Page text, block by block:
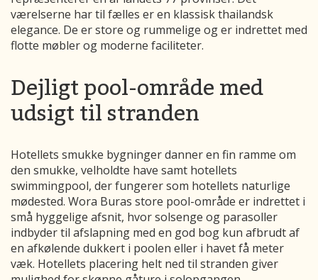
værelserne har til fælles er en klassisk thailandsk
elegance. De er store og rummelige og er indrettet med
flotte møbler og moderne faciliteter.
Dejligt pool-område med
udsigt til stranden
Hotellets smukke bygninger danner en fin ramme om
den smukke, velholdte have samt hotellets
swimmingpool, der fungerer som hotellets naturlige
mødested. Wora Buras store pool-område er indrettet i
små hyggelige afsnit, hvor solsenge og parasoller
indbyder til afslapning med en god bog kun afbrudt af
en afkølende dukkert i poolen eller i havet få meter
væk. Hotellets placering helt ned til stranden giver